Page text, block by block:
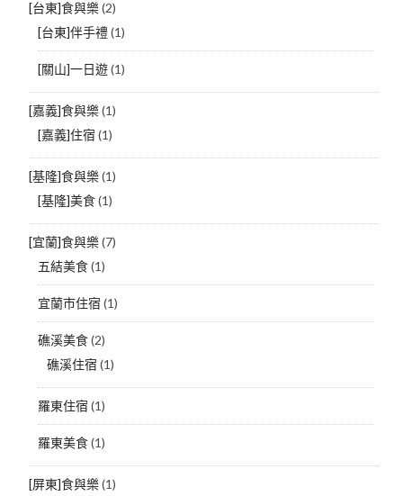
[台東]食與樂(2)
[台東]伴手禮(1)
[關山]一日遊(1)
[嘉義]食與樂(1)
[嘉義]住宿 (1)
[基隆]食與樂(1)
[基隆]美食(1)
[宜蘭]食與樂(7)
五結美食(1)
宜蘭市住宿 (1)
礁溪美食(2)
礁溪住宿 (1)
羅東住宿 (1)
羅東美食(1)
[屏東]食與樂(1)